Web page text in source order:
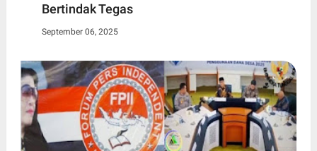
Bertindak Tegas
September 06, 2025